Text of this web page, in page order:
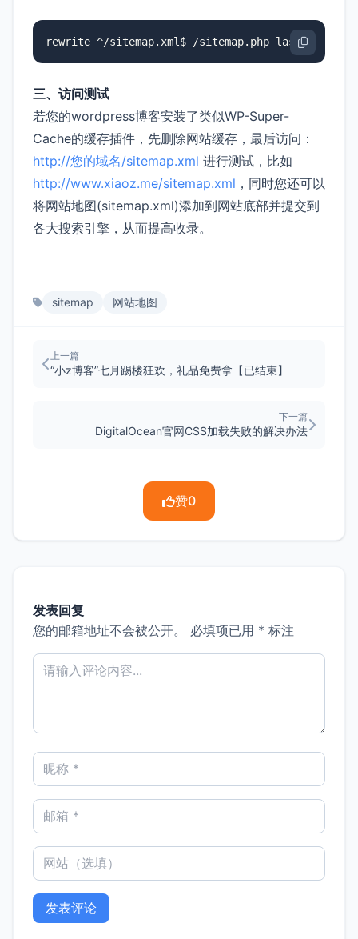
rewrite ^/sitemap.xml$ /sitemap.php last;
三、访问测试
若您的wordpress博客安装了类似WP-Super-
Cache的缓存插件，先删除网站缓存，最后访问：
http://您的域名/sitemap.xml 进行测试，比如
http://www.xiaoz.me/sitemap.xml ，同时您还可以
将网站地图(sitemap.xml)添加到网站底部并提交到
各大搜索引擎，从而提高收录。
sitemap 网站地图
上一篇
“小z博客”七月踢楼狂欢，礼品免费拿【已结束】
下一篇
DigitalOcean官网CSS加载失败的解决办法
赞0
发表回复
您的邮箱地址不会被公开。
必填项已用 * 标注